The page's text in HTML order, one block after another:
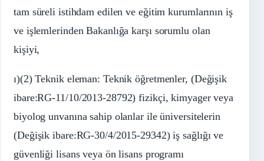
tam süreli istihdam edilen ve eğitim kurumlarının iş
ve işlemlerinden Bakanlığa karşı sorumlu olan
kişiyi,
ı)(2) Teknik eleman: Teknik öğretmenler, (Değişik
ibare:RG-11/10/2013-28792) fizikçi, kimyager veya
biyolog unvanına sahip olanlar ile üniversitelerin
(Değişik ibare:RG-30/4/2015-29342) iş sağlığı ve
güvenliği lisans veya ön lisans programı